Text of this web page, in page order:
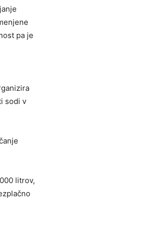
pa je
sodi v
litrov,